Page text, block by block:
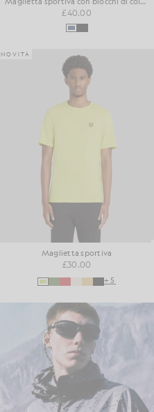
£40.00
NOVITÀ
Maglietta sportiva
£30.00
+5